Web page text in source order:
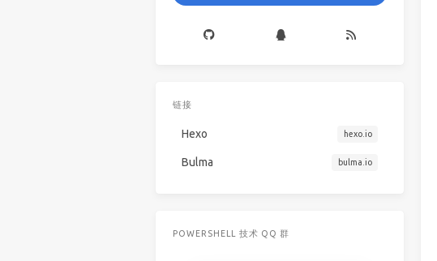
链接
Hexo hexo.io
Bulma bulma.io
POWERSHELL 技术 QQ 群